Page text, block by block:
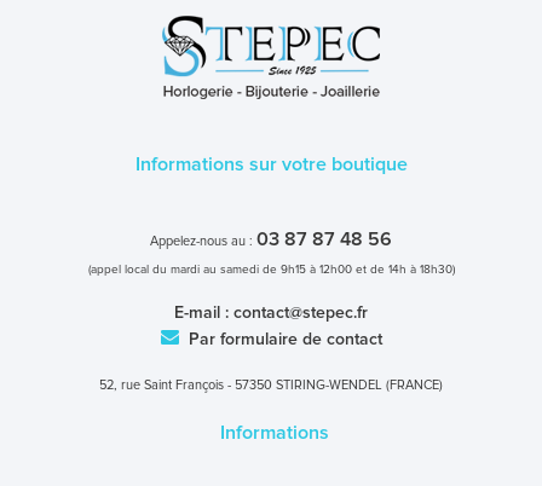
Informations sur votre boutique
Appelez-nous au : 03 87 87 48 56
(appel local du mardi au samedi de 9h15 à 12h00 et de 14h à 18h30)
E-mail : contact@stepec.fr
Par formulaire de contact
52, rue Saint François - 57350 STIRING-WENDEL (FRANCE)
Informations